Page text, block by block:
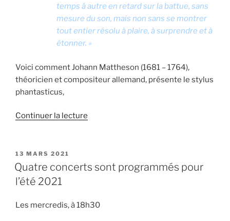
temps à autre en retard sur la battue, sans
mesure du son, mais non sans se montrer
tout entier résolu à plaire, à surprendre et à
étonner. »
Voici comment Johann Mattheson (1681 – 1764),
théoricien et compositeur allemand, présente le stylus
phantasticus,
Continuer la lecture
juillet
18h30
PUBLIÉ
LE
13 MARS 2021
Quatre concerts sont programmés pour
l’été 2021
Les mercredis, à 18h30